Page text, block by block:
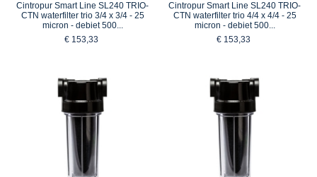
Cintropur Smart Line SL240 TRIO-
CTN waterfilter trio 3/4 x 3/4 - 25
micron - debiet 500...
€ 153,33
Cintropur Smart Line SL240 TRIO-
CTN waterfilter trio 4/4 x 4/4 - 25
micron - debiet 500...
€ 153,33